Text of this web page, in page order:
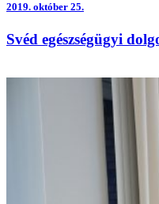
2019. október 25.
Svéd egészségügyi